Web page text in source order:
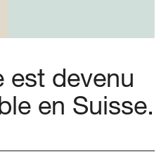
est devenu
en Suisse.